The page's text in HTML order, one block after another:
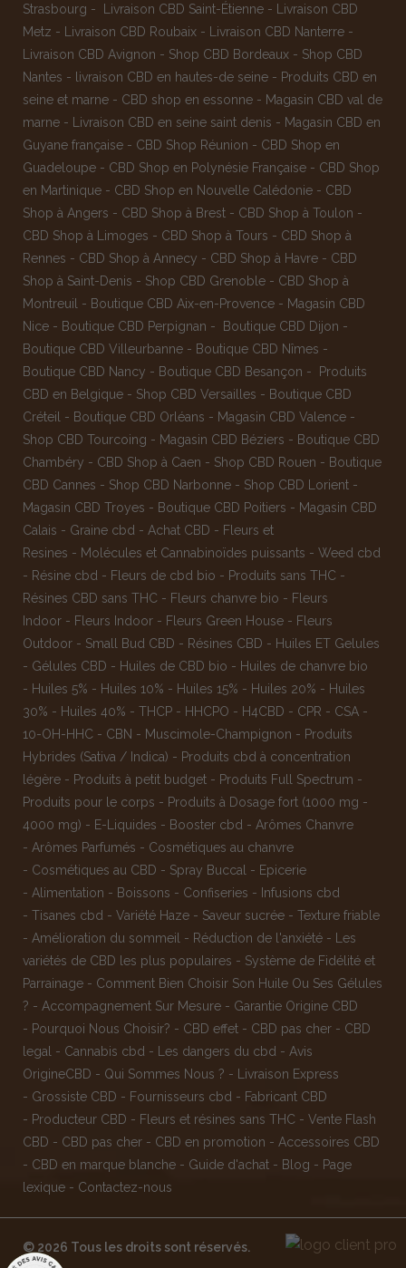
Strasbourg - Livraison CBD Saint-Étienne -
Livraison CBD
Metz - Livraison CBD Roubaix - Livraison CBD Nanterre -
Livraison CBD Avignon - Shop CBD Bordeaux - Shop CBD
Nantes - livraison CBD en hautes-de seine - Produits CBD en
seine et marne - CBD shop en essonne - Magasin CBD val de
marne - Livraison CBD en seine saint denis - Magasin CBD en
Guyane française - CBD Shop Réunion - CBD Shop en
Guadeloupe - CBD Shop en Polynésie Française - CBD Shop
en Martinique - CBD Shop en Nouvelle Calédonie - CBD
Shop à Angers - CBD Shop à Brest - CBD Shop à Toulon -
CBD Shop à Limoges - CBD Shop à Tours - CBD Shop à
Rennes - CBD Shop à Annecy - CBD Shop à Havre - CBD
Shop à Saint-Denis - Shop CBD Grenoble - CBD Shop à
Montreuil
- Boutique CBD Aix-en-Provence - Magasin CBD
Nice - Boutique CBD Perpignan - Boutique CBD Dijon -
Boutique CBD Villeurbanne - Boutique CBD Nîmes -
Boutique CBD Nancy - Boutique CBD Besançon -
Produits
CBD en Belgique - Shop CBD Versailles - Boutique CBD
Créteil
- Boutique CBD Orléans - Magasin CBD Valence -
Shop CBD Tourcoing - Magasin CBD Béziers - Boutique CBD
Chambéry - CBD Shop à Caen - Shop CBD Rouen - Boutique
CBD Cannes - Shop CBD Narbonne - Shop CBD Lorient -
Magasin CBD Troyes - Boutique CBD Poitiers - Magasin CBD
Calais - Graine cbd - Achat CBD - Fleurs et
Resines - Molécules et Cannabinoïdes puissants - Weed cbd
- Résine cbd - Fleurs de cbd bio - Produits sans THC -
Résines CBD sans THC - Fleurs chanvre bio - Fleurs
Indoor - Fleurs Indoor - Fleurs Green House - Fleurs
Outdoor - Small Bud CBD - Résines CBD - Huiles ET Gelules
- Gélules CBD - Huiles de CBD bio - Huiles de chanvre bio
- Huiles 5% - Huiles 10% - Huiles 15% - Huiles 20% - Huiles
30% - Huiles 40% - THCP - HHCPO - H4CBD - CPR - CSA -
10-OH-HHC - CBN - Muscimole-Champignon - Produits
Hybrides (Sativa / Indica) - Produits cbd à concentration
légère - Produits à petit budget - Produits Full Spectrum -
Produits pour le corps - Produits à Dosage fort (1000 mg -
4000 mg) - E-Liquides - Booster cbd - Arômes Chanvre
- Arômes Parfumés - Cosmétiques au chanvre
- Cosmétiques au CBD - Spray Buccal - Epicerie
- Alimentation - Boissons - Confiseries - Infusions cbd
- Tisanes cbd - Variété Haze - Saveur sucrée - Texture friable
- Amélioration du sommeil - Réduction de l'anxiété -
Les
variétés de CBD les plus populaires - Système de Fidélité et
Parrainage - Comment Bien Choisir Son Huile Ou Ses Gélules
? - Accompagnement Sur Mesure - Garantie Origine CBD
- Pourquoi Nous Choisir? - CBD effet - CBD pas cher - CBD
legal
- Cannabis cbd - Les dangers du cbd - Avis
OrigineCBD - Qui Sommes Nous ? -
Livraison Express
- Grossiste CBD - Fournisseurs cbd - Fabricant CBD
- Producteur CBD - Fleurs et résines sans THC - Vente Flash
CBD - CBD pas cher - CBD en promotion - Accessoires CBD
- CBD en marque blanche - Guide d'achat - Blog - Page
lexique - Contactez-nous
© 2026 Tous les droits sont réservés.